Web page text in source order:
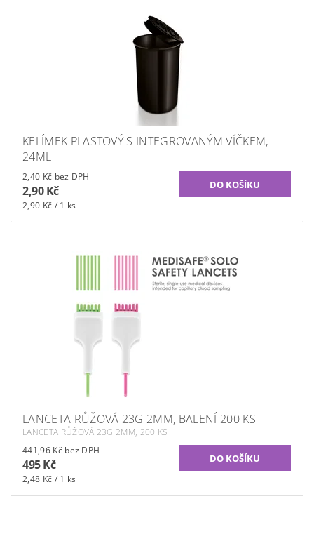
KELÍMEK PLASTOVÝ S INTEGROVANÝM VÍČKEM,
24ML
2,40 Kč bez DPH
2,90 Kč
2,90 Kč / 1 ks
LANCETA RŮŽOVÁ 23G 2MM, BALENÍ 200 KS
LANCETA RŮŽOVÁ 23G 2MM, 200 KS
441,96 Kč bez DPH
495 Kč
2,48 Kč / 1 ks